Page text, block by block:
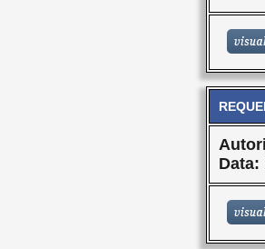
Data: